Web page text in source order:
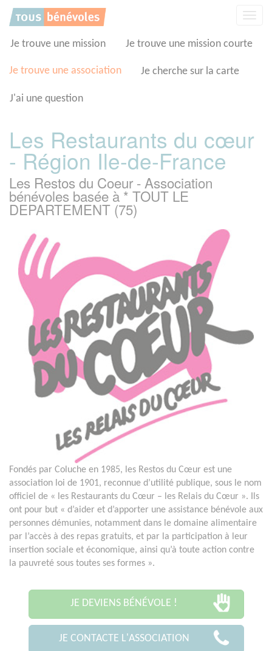
Je trouve une mission Je trouve une mission courte
Je trouve une association Je cherche sur la carte
J'ai une question
Les Restaurants du cœur
- Région Ile-de-France
Les Restos du Coeur - Association
bénévoles basée à * TOUT LE
DEPARTEMENT (75)
Fondés par Coluche en 1985, les Restos du Cœur est une
association loi de 1901, reconnue d’utilité publique, sous le nom
officiel de « les Restaurants du Cœur – les Relais du Cœur ». Ils
ont pour but « d’aider et d’apporter une assistance bénévole aux
personnes démunies, notamment dans le domaine alimentaire
par l’accès à des repas gratuits, et par la participation à leur
insertion sociale et économique, ainsi qu’à toute action contre
la pauvreté sous toutes ses formes ».
JE DEVIENS BÉNÉVOLE !
JE CONTACTE L'ASSOCIATION
Panneau de gestion des cookies